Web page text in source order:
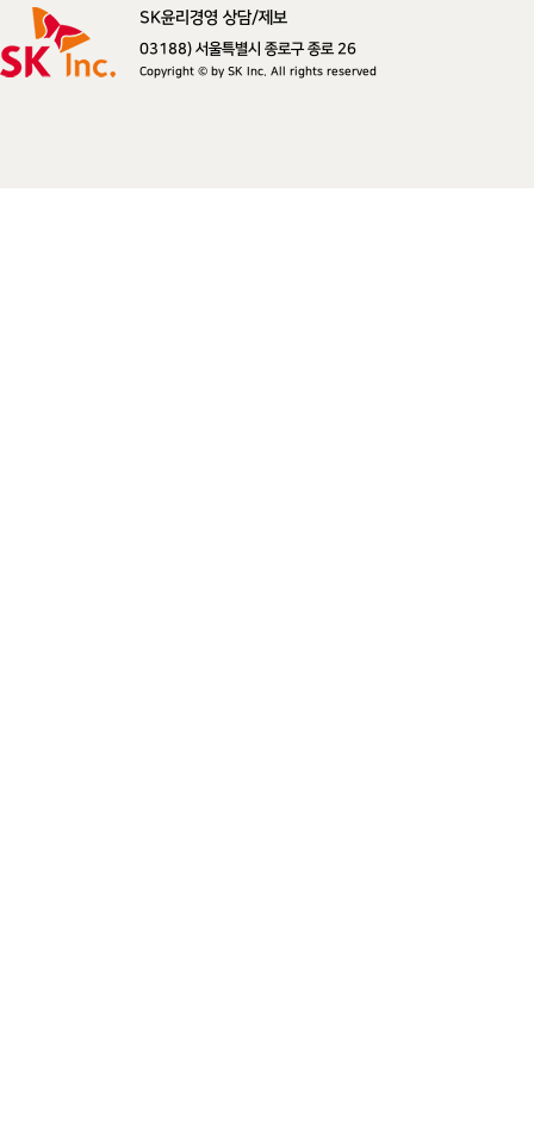
SK주식회사 SK윤리경영 상담/제보
03188) 서울특별시 종로구 종로 26
Copyright © by SK Inc. All rights reserved